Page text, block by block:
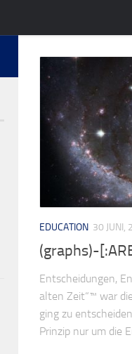
EDUCATION 30 JUNI,
(graphs)-
Entscheidungen,
alten Zeit“™ war
ging zu
Prinzip nur um die